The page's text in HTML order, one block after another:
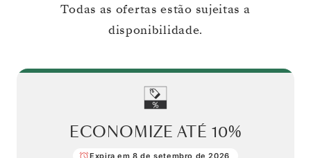
Todas as ofertas estão sujeitas a
disponibilidade.
ECONOMIZE ATÉ 10%
Expira em 8 de setembro de 2026